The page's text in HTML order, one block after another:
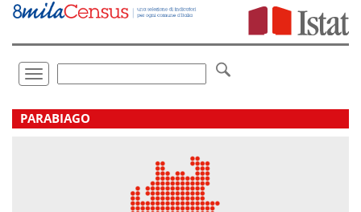
Vai
direttamente
Toggle
navigation
.
PARABIAGO